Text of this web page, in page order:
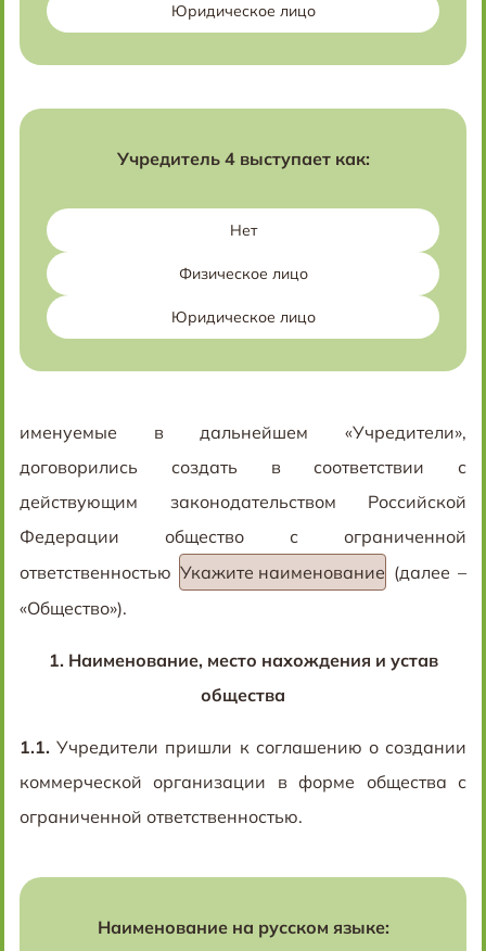
Юридическое лицо
Учредитель 4 выступает как:
Нет
Физическое лицо
Юридическое лицо
именуемые в дальнейшем «Учредители»,
договорились создать в соответствии с
действующим законодательством Российской
Федерации общество с ограниченной
ответственностью Укажите наименование (далее –
«Общество»).
1. Наименование, место нахождения и устав
общества
1.1. Учредители пришли к соглашению о создании
коммерческой организации в форме общества с
ограниченной ответственностью.
Наименование на русском языке: